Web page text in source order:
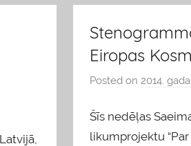
g
s
Eiropas
Posted on2014.
Šīs nedēļas
likumprojektu